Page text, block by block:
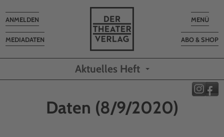
Toggle
MENÜ
ABO & SHOP
MEDIADATEN
Toggle
navigation
ANMELDEN
Aktuelles Heft
Daten (8/9/2020)